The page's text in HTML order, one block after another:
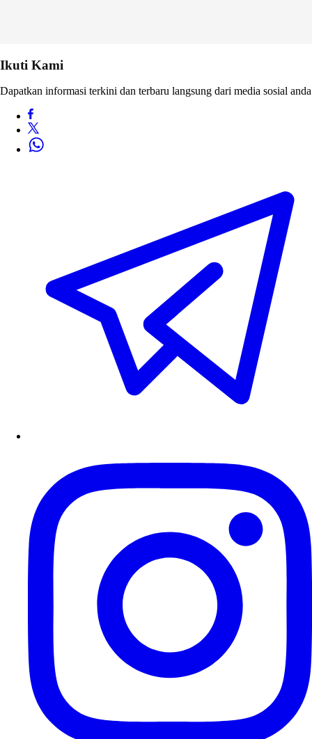
Ikuti Kami
Dapatkan informasi terkini dan terbaru langsung dari media sosial anda